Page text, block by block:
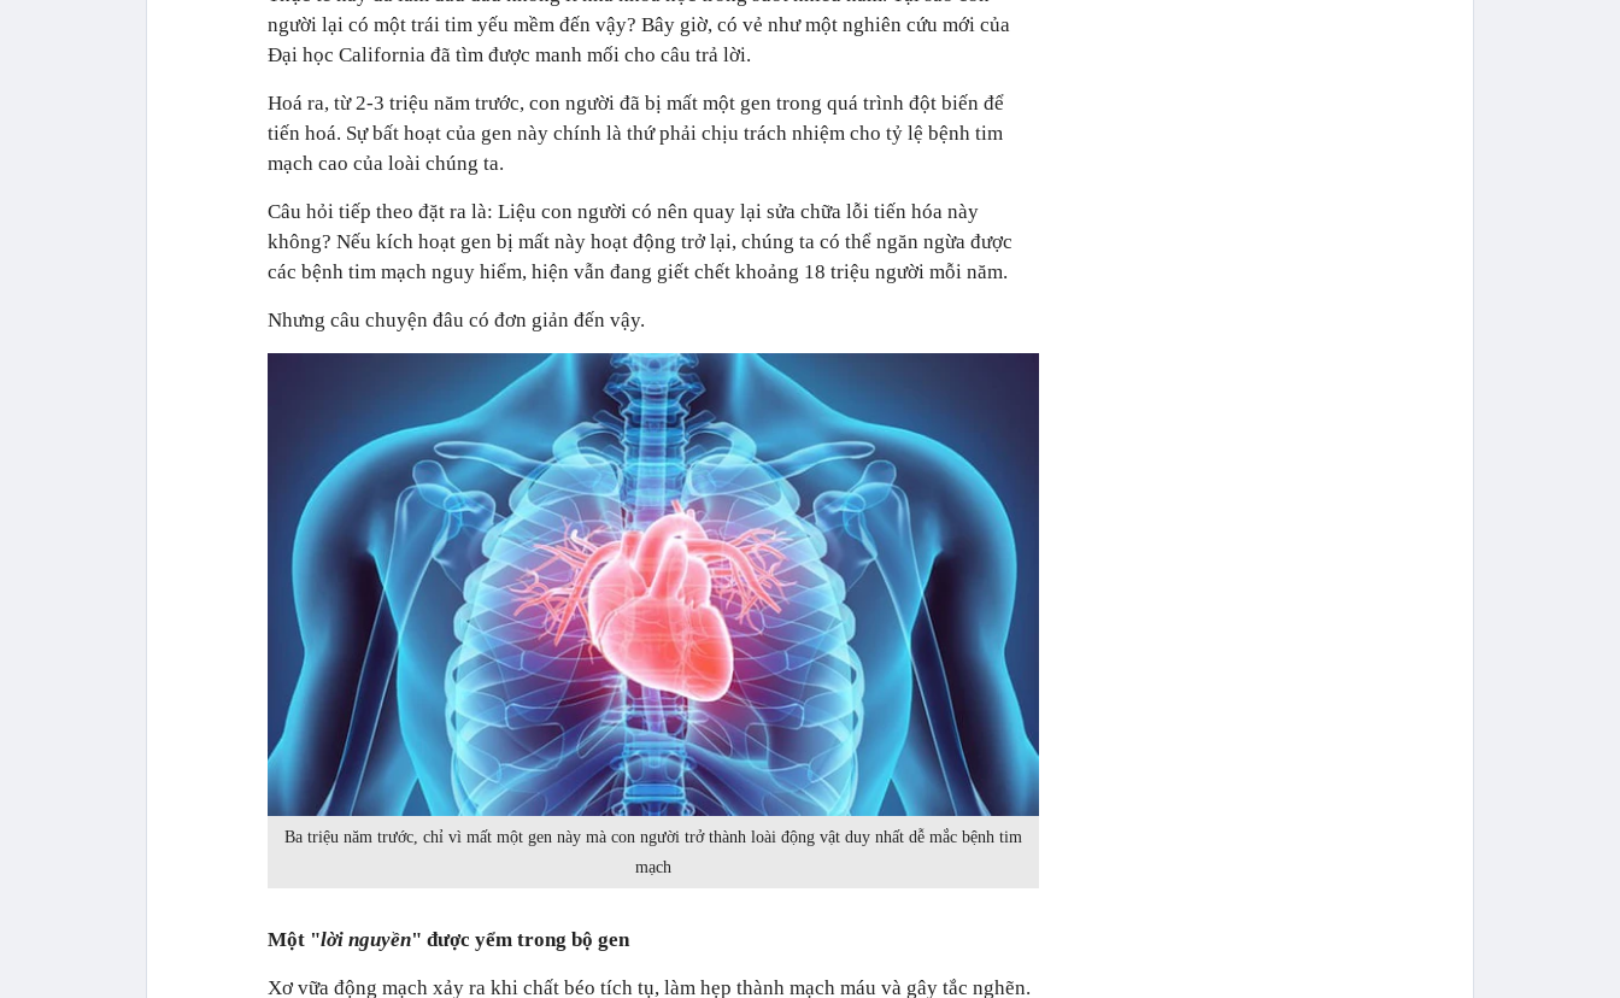
người lại có một trái tim yếu mềm đến vậy? Bây giờ, có vẻ như một nghiên cứu mới của
Đại học California đã tìm được manh mối cho câu trả lời.
Hoá ra, từ 2-3 triệu năm trước, con người đã bị mất một gen trong quá trình đột biến để
tiến hoá. Sự bất hoạt của gen này chính là thứ phải chịu trách nhiệm cho tỷ lệ bệnh tim
mạch cao của loài chúng ta.
Câu hỏi tiếp theo đặt ra là: Liệu con người có nên quay lại sửa chữa lỗi tiến hóa này
không? Nếu kích hoạt gen bị mất này hoạt động trở lại, chúng ta có thể ngăn ngừa được
các bệnh tim mạch nguy hiểm, hiện vẫn đang giết chết khoảng 18 triệu người mỗi năm.
Nhưng câu chuyện đâu có đơn giản đến vậy.
Ba triệu năm trước, chỉ vì mất một gen này mà con người trở thành loài động vật duy nhất dễ mắc bệnh tim
mạch
Một "lời nguyền" được yểm trong bộ gen
Xơ vữa động mạch xảy ra khi chất béo tích tụ, làm hẹp thành mạch máu và gây tắc nghẽn.